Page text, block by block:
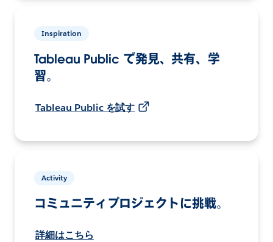
Inspiration
Tableau Public で発見、共有、学
習。
Tableau Public を試す
Activity
コミュニティプロジェクトに挑戦。
詳細はこちら